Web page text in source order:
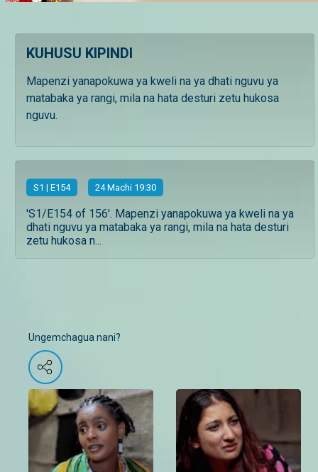
KUHUSU KIPINDI
Mapenzi yanapokuwa ya kweli na ya dhati nguvu ya
matabaka ya rangi, mila na hata desturi zetu hukosa
nguvu.
S1 | E154 24 Machi 19:30
'S1/E154 of 156'. Mapenzi yanapokuwa ya kweli na ya
dhati nguvu ya matabaka ya rangi, mila na hata desturi
zetu hukosa n...
Ungemchagua nani?